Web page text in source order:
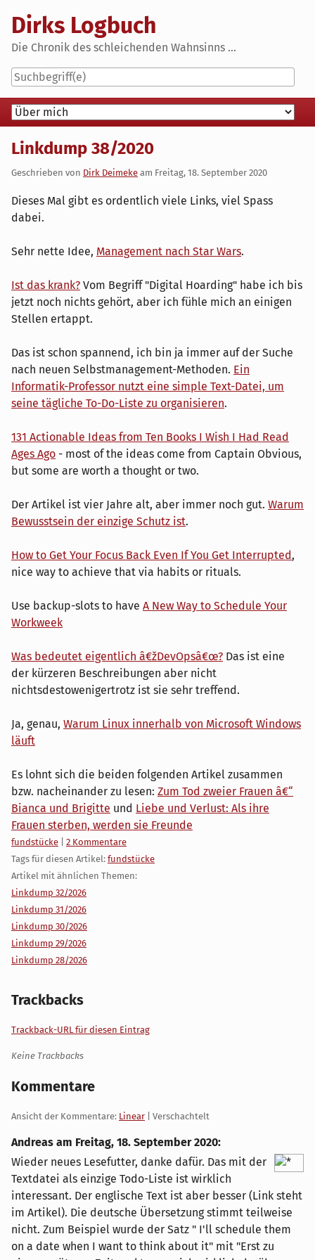
content
Dirks Logbuch
Die Chronik des schleichenden Wahnsinns ...
Navigation
Linkdump 38/2020
Geschrieben von Dirk Deimeke am Freitag, 18. September 2020
Dieses Mal gibt es ordentlich viele Links, viel Spass
dabei.
Sehr nette Idee, Management nach Star Wars.
Ist das krank? Vom Begriff "Digital Hoarding" habe ich bis
jetzt noch nichts gehört, aber ich fühle mich an einigen
Stellen ertappt.
Das ist schon spannend, ich bin ja immer auf der Suche
nach neuen Selbstmanagement-Methoden. Ein
Informatik-Professor nutzt eine simple Text-Datei, um
seine tägliche To-Do-Liste zu organisieren.
131 Actionable Ideas from Ten Books I Wish I Had Read
Ages Ago - most of the ideas come from Captain Obvious,
but some are worth a thought or two.
Der Artikel ist vier Jahre alt, aber immer noch gut. Warum
Bewusstsein der einzige Schutz ist.
How to Get Your Focus Back Even If You Get Interrupted,
nice way to achieve that via habits or rituals.
Use backup-slots to have A New Way to Schedule Your
Workweek
Was bedeutet eigentlich â€žDevOpsâ€œ? Das ist eine
der kürzeren Beschreibungen aber nicht
nichtsdestowenigertrotz ist sie sehr treffend.
Ja, genau, Warum Linux innerhalb von Microsoft Windows
läuft
Es lohnt sich die beiden folgenden Artikel zusammen
bzw. nacheinander zu lesen: Zum Tod zweier Frauen â€“
Bianca und Brigitte und Liebe und Verlust: Als ihre
Frauen sterben, werden sie Freunde
Kategorien:
fundstücke
2 Kommentare
Tags für diesen Artikel: fundstücke
Artikel mit ähnlichen Themen:
Linkdump 32/2026
Linkdump 31/2026
Linkdump 30/2026
Linkdump 29/2026
Linkdump 28/2026
Trackbacks
Trackback-URL für diesen Eintrag
Keine Trackbacks
Kommentare
Ansicht der Kommentare: Linear | Verschachtelt
Andreas am Freitag, 18. September 2020:
Wieder neues Lesefutter, danke dafür. Das mit der
Textdatei als einzige Todo-Liste ist wirklich
interessant. Der englische Text ist aber besser (Link steht
im Artikel). Die deutsche Übersetzung stimmt teilweise
nicht. Zum Beispiel wurde der Satz " I'll schedule them
on a date when I want to think about it" mit "Erst zu